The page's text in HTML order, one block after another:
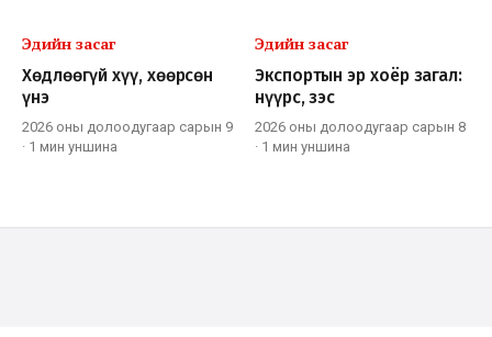
Эдийн засаг
Хөдлөөгүй хүү, хөөрсөн
үнэ
2026 оны долоодугаар сарын 9
· 1 мин уншина
Эдийн засаг
Экспортын эр хоёр загал:
нүүрс, зэс
2026 оны долоодугаар сарын 8
· 1 мин уншина